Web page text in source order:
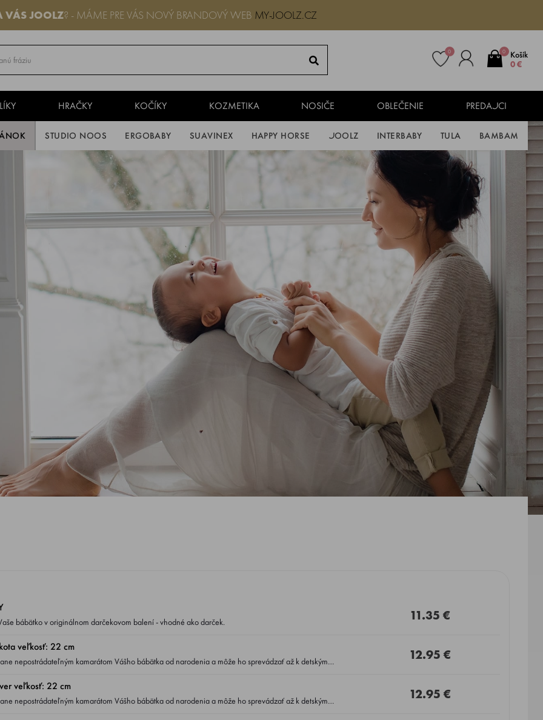
VÁSJOOLZ? - MÁME PRE VÁS NOVÝ BRANDOVÝ WEB MY-JOOLZ.CZ
0
Košík
0 €
0
HRAČKY KOČÍKY KOZMETIKA NOSIČE OBLEČENIE PREDAJCI
STUDIO NOOS ERGOBABY SUAVINEX HAPPY HORSE JOOLZ INTERBABY TULA BAMBAM
bábätko v originálnom darčekovom balení - vhodné ako darček. 11.35 €
veľkosť: 22 cm
nepostrádateľným kamarátom Vášho bábätka od narodenia a môže ho sprevádzať až k detským
12.95 €
veľkosť: 22 cm
nepostrádateľným kamarátom Vášho bábätka od narodenia a môže ho sprevádzať až k detským
12.95 €